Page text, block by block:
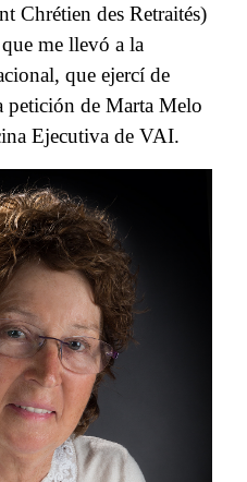
Chrétien des Retraités)
me llevó a la
que ejercí de
petición de Marta Melo
Ejecutiva de VAI.